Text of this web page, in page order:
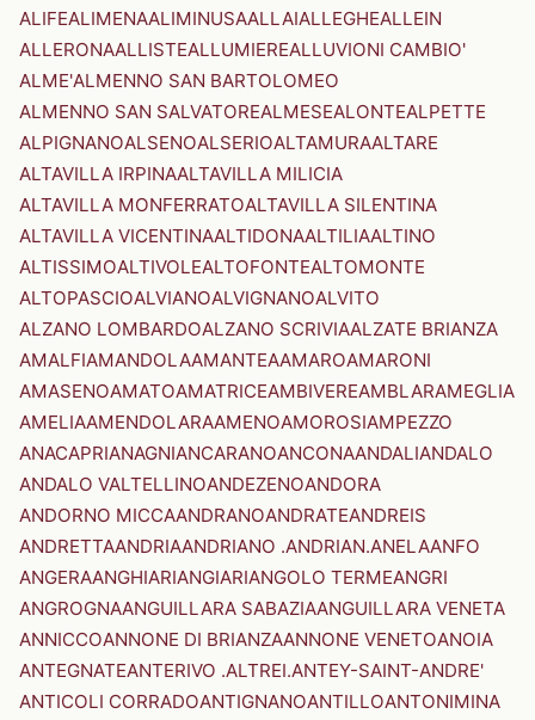
ALIFEALIMENAALIMINUSAALLAIALLEGHEALLEIN
ALLERONAALLISTEALLUMIEREALLUVIONI CAMBIO'
ALME'ALMENNO SAN BARTOLOMEO
ALMENNO SAN SALVATOREALMESEALONTEALPETTE
ALPIGNANOALSENOALSERIOALTAMURAALTARE
ALTAVILLA IRPINAALTAVILLA MILICIA
ALTAVILLA MONFERRATOALTAVILLA SILENTINA
ALTAVILLA VICENTINAALTIDONAALTILIAALTINO
ALTISSIMOALTIVOLEALTOFONTEALTOMONTE
ALTOPASCIOALVIANOALVIGNANOALVITO
ALZANO LOMBARDOALZANO SCRIVIAALZATE BRIANZA
AMALFIAMANDOLAAMANTEAAMAROAMARONI
AMASENOAMATOAMATRICEAMBIVEREAMBLARAMEGLIA
AMELIAAMENDOLARAAMENOAMOROSIAMPEZZO
ANACAPRIANAGNIANCARANOANCONAANDALIANDALO
ANDALO VALTELLINOANDEZENOANDORA
ANDORNO MICCAANDRANOANDRATEANDREIS
ANDRETTAANDRIAANDRIANO .ANDRIAN.ANELAANFO
ANGERAANGHIARIANGIARIANGOLO TERMEANGRI
ANGROGNAANGUILLARA SABAZIAANGUILLARA VENETA
ANNICCOANNONE DI BRIANZAANNONE VENETOANOIA
ANTEGNATEANTERIVO .ALTREI.ANTEY-SAINT-ANDRE'
ANTICOLI CORRADOANTIGNANOANTILLOANTONIMINA